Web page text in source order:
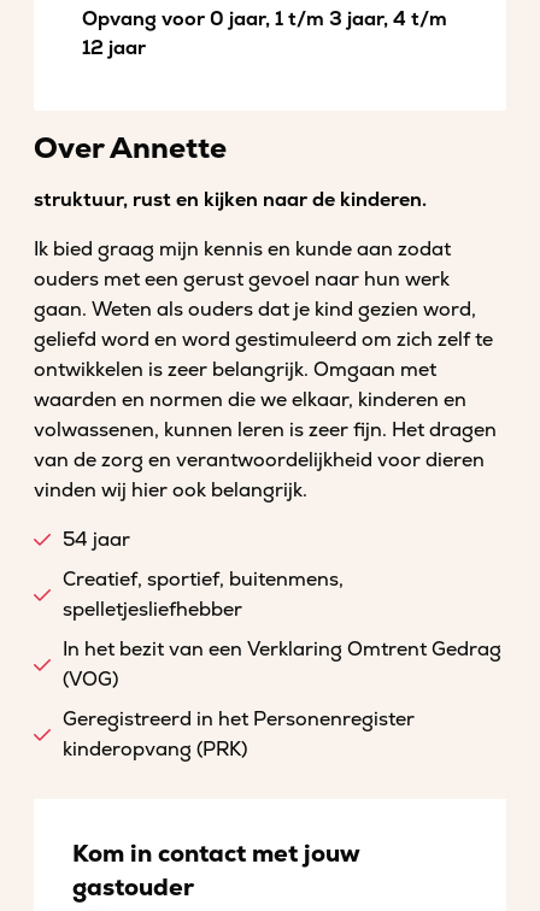
Opvang voor 0 jaar, 1 t/m 3 jaar, 4 t/m
12 jaar
Over Annette
struktuur, rust en kijken naar de kinderen.
Ik bied graag mijn kennis en kunde aan zodat
ouders met een gerust gevoel naar hun werk
gaan. Weten als ouders dat je kind gezien word,
geliefd word en word gestimuleerd om zich zelf te
ontwikkelen is zeer belangrijk. Omgaan met
waarden en normen die we elkaar, kinderen en
volwassenen, kunnen leren is zeer fijn. Het dragen
van de zorg en verantwoordelijkheid voor dieren
vinden wij hier ook belangrijk.
54 jaar
Creatief, sportief, buitenmens,
spelletjesliefhebber
In het bezit van een Verklaring Omtrent Gedrag
(VOG)
Geregistreerd in het Personenregister
kinderopvang (PRK)
Kom in contact met jouw
gastouder